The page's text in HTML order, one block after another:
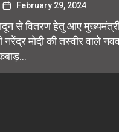
February 29, 2024
से वितरण हेतु आए
नरेंद्र मोदी की तस्वीर वाले